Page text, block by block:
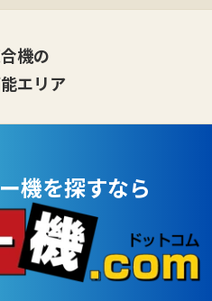
機の
エリア
機を探すなら